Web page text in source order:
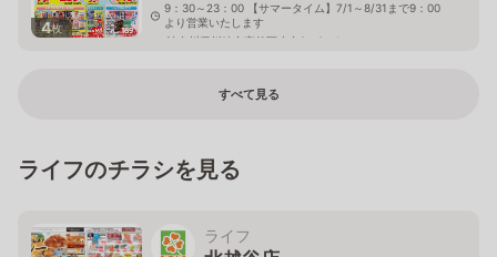
4枚
9：30～23：00 【サマータイム】7/1～8/31まで9：00
より営業いたします
神奈川県川崎市宮前区小台2－2－1
すべて見る
ライフのチラシを見る
ライフ